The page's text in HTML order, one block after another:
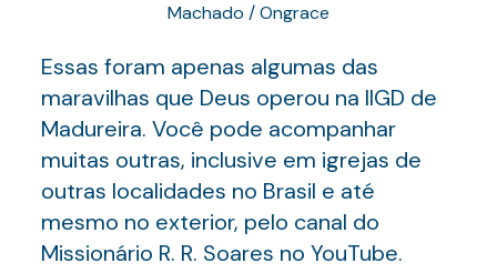
Machado / Ongrace
Essas foram apenas algumas das
maravilhas que Deus operou na IIGD de
Madureira. Você pode acompanhar
muitas outras, inclusive em igrejas de
outras localidades no Brasil e até
mesmo no exterior, pelo canal do
Missionário R. R. Soares no YouTube.